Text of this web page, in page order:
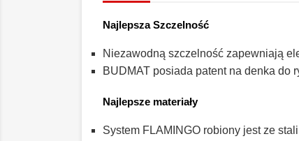
Najlepsza Szczelność
Niezawodną szczelność zapewniają
BUDMAT posiada patent na denka do
Najlepsze materiały
System FLAMINGO robiony jest ze